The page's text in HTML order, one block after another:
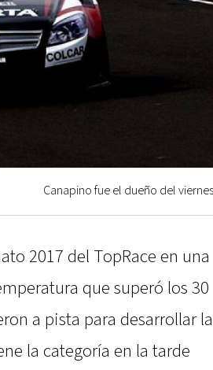
Canapino fue el dueño del
2017 del TopRace en una
que superó los 30
a pista para desarrollar la
la categoría en la tarde